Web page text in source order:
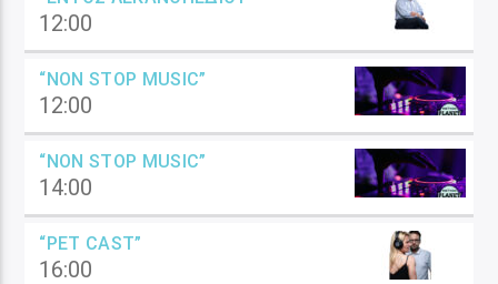
12:00
“NON STOP MUSIC”
12:00
“NON STOP MUSIC”
14:00
“PET CAST”
16:00